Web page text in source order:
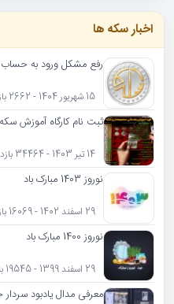
اخبار سکه ها
رفع مشکل ورود به حساب
15 شهریور 1404 - 2662 بازدید - 6 نظر
ثبت نام کارگاه آموزش
14 تیر 1403 - 34464 بازدید - 23 نظر
نوروز 1403 مبارک باد
29 اسفند 1402 - 16069 بازدید
نوروز 1400 مبارک باد
29 اسفند 1399 - 19545 بازدید - 2 نظر
معرفی مدال یادبود